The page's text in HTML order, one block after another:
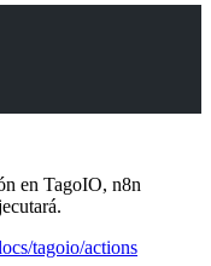
en TagoIO, n8n
tagoio/actions